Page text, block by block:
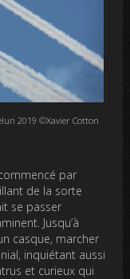
2019 ©Xavier Cotton
par
de la sorte
se passer
Jusqu’à
casque, marcher
inquiétant aussi
et curieux qui